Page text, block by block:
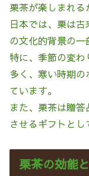
栗茶が楽しまれる
日本では、栗は
の文化的背景の一
特に、季節の変
多く、寒い時期
ています。
また、栗茶は贈
させるギフトとし
栗茶の効能